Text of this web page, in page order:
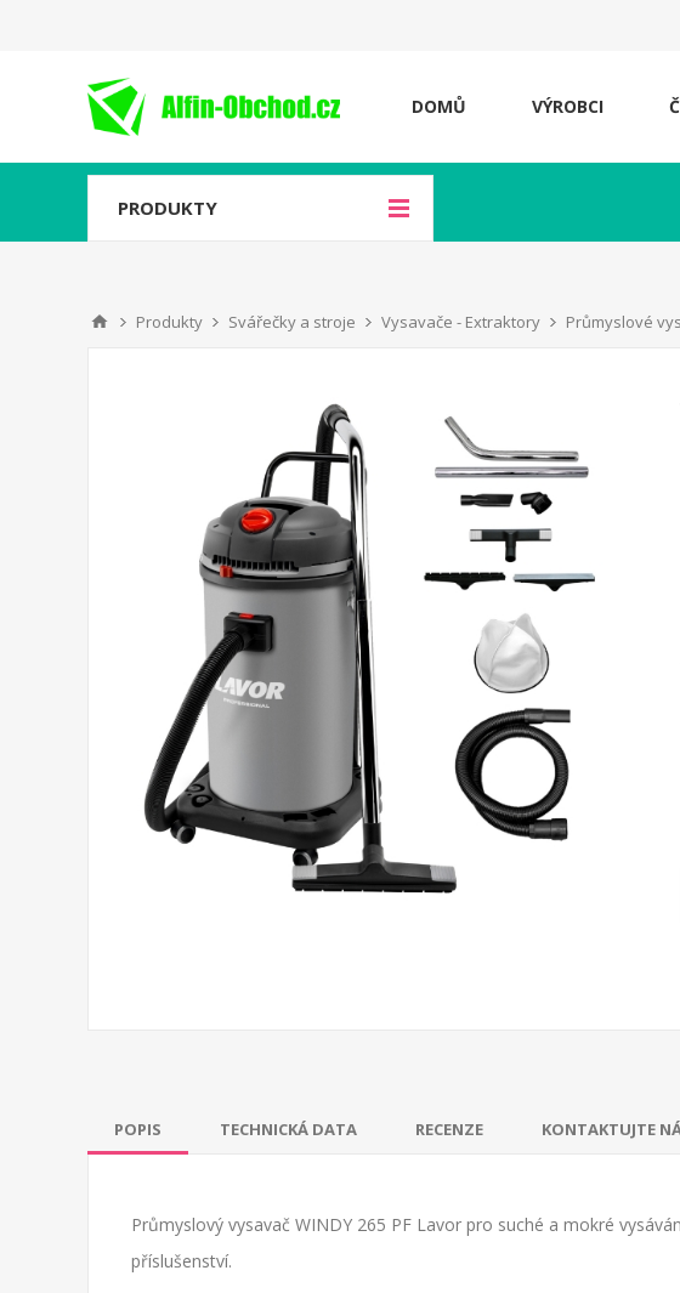
DOMŮ VÝROBCI
PRODUKTY
Produkty Svářečky a stroje Vysavače - Extraktory Průmyslové
POPIS TECHNICKÁ DATA RECENZE KONTAKTUJTE
Průmyslový vysavač WINDY 265 PF Lavor pro suché a mokré
příslušenství.